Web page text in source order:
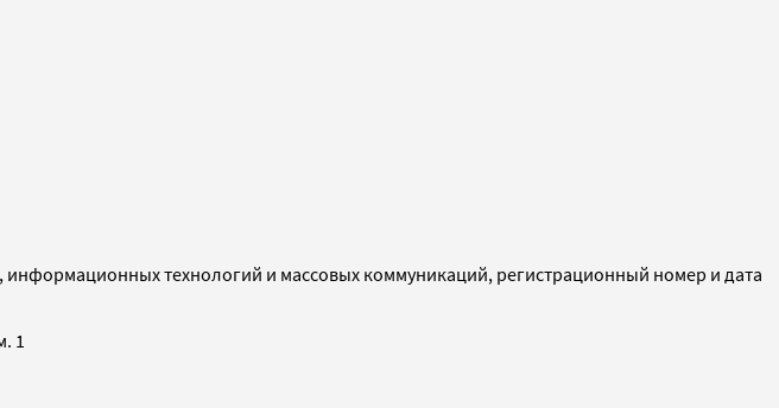
технологий и массовых коммуникаций, регистрационный номер и дата
1